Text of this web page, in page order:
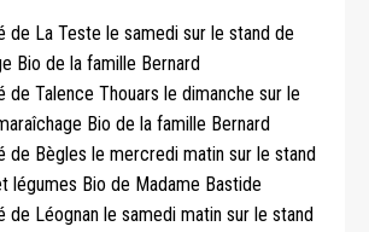
de La Teste le samedi sur le stand de
Bio de la famille Bernard
de Talence Thouars le dimanche sur le
Bio de la famille Bernard
de Bègles le mercredi matin sur le stand
légumes Bio de Madame Bastide
de Léognan le samedi matin sur le stand